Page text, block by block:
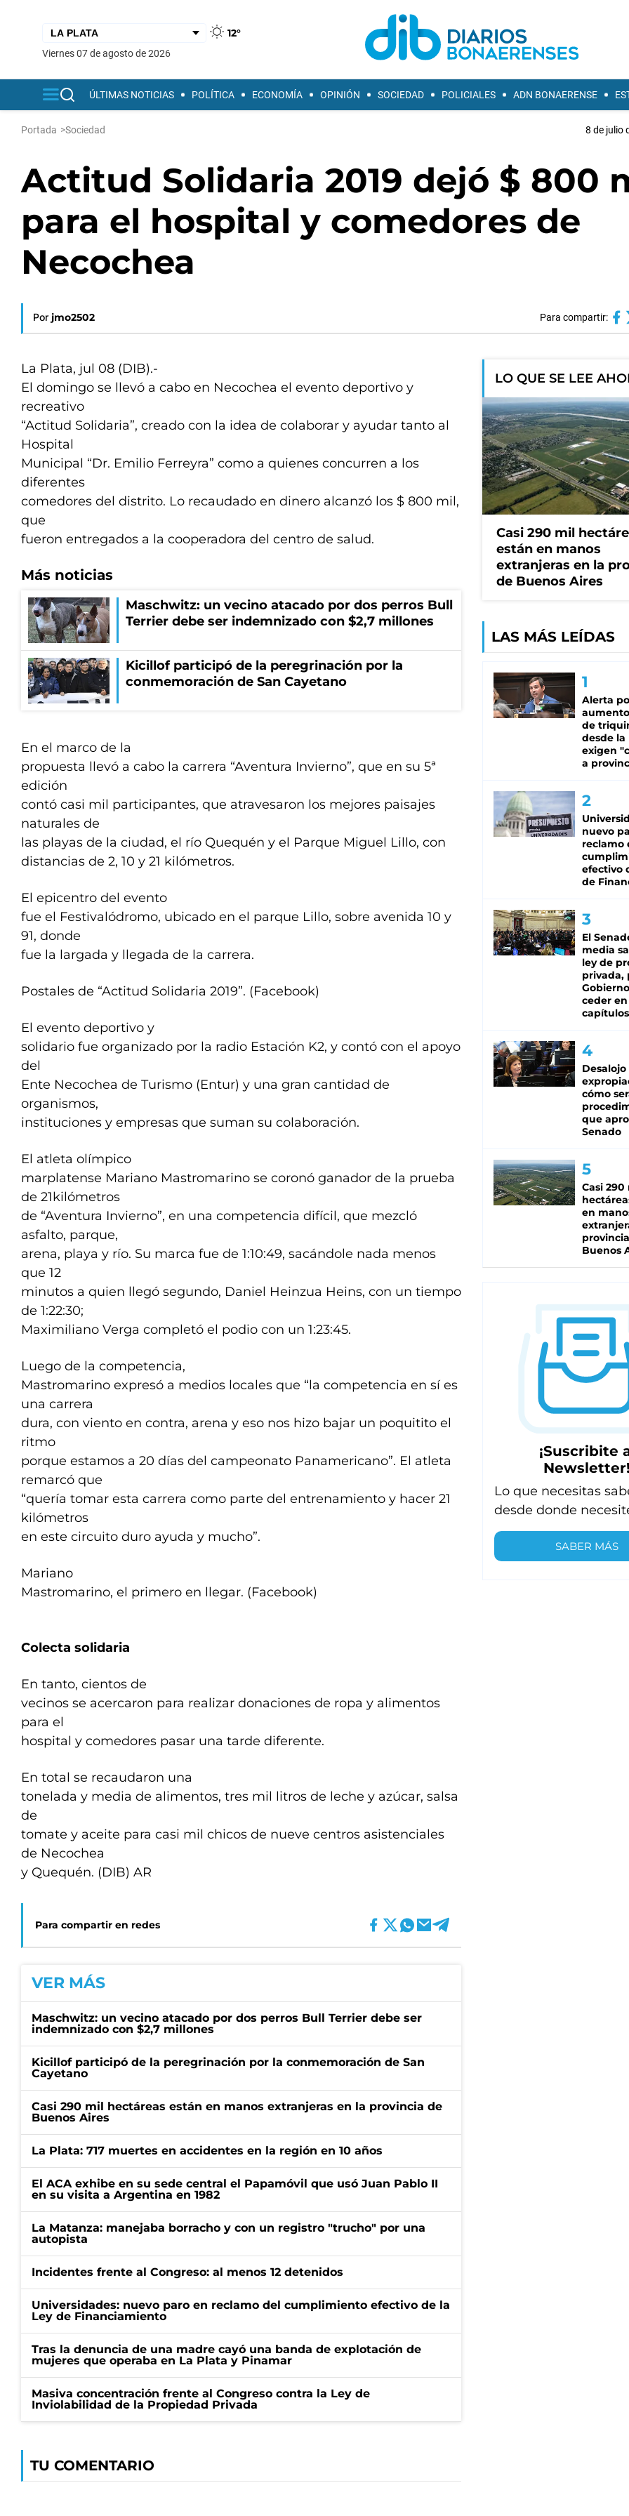
12°
viernes 07 de agosto de 2026
ÚLTIMAS NOTICIAS POLÍTICA ECONOMÍA OPINIÓN SOCIEDAD POLICIALES ADN BONAERENSE
Portada >Sociedad 8 de julio
Actitud Solidaria 2019 dejó $ 800
para el hospital y comedores de
Necochea
Por jmo2502 Para compartir:
La Plata, jul 08 (DIB).-
El domingo se llevó a cabo en Necochea el evento deportivo y
recreativo
“Actitud Solidaria”, creado con la idea de colaborar y ayudar tanto al
Hospital
Municipal “Dr. Emilio Ferreyra” como a quienes concurren a los
diferentes
comedores del distrito. Lo recaudado en dinero alcanzó los $ 800 mil,
que
fueron entregados a la cooperadora del centro de salud.
Más noticias
Maschwitz: un vecino atacado por dos perros Bull
Terrier debe ser indemnizado con $2,7 millones
Kicillof participó de la peregrinación por la
conmemoración de San Cayetano
En el marco de la
propuesta llevó a cabo la carrera “Aventura Invierno”, que en su 5ª
edición
contó casi mil participantes, que atravesaron los mejores paisajes
naturales de
las playas de la ciudad, el río Quequén y el Parque Miguel Lillo, con
distancias de 2, 10 y 21 kilómetros.
El epicentro del evento
fue el Festivalódromo, ubicado en el parque Lillo, sobre avenida 10 y
91, donde
fue la largada y llegada de la carrera.
Postales de “Actitud Solidaria 2019”. (Facebook)
El evento deportivo y
solidario fue organizado por la radio Estación K2, y contó con el apoyo
del
Ente Necochea de Turismo (Entur) y una gran cantidad de
organismos,
instituciones y empresas que suman su colaboración.
El atleta olímpico
marplatense Mariano Mastromarino se coronó ganador de la prueba
de 21kilómetros
de “Aventura Invierno”, en una competencia difícil, que mezcló
asfalto, parque,
arena, playa y río. Su marca fue de 1:10:49, sacándole nada menos
que 12
minutos a quien llegó segundo, Daniel Heinzua Heins, con un tiempo
de 1:22:30;
Maximiliano Verga completó el podio con un 1:23:45.
Luego de la competencia,
Mastromarino expresó a medios locales que “la competencia en sí es
una carrera
dura, con viento en contra, arena y eso nos hizo bajar un poquitito el
ritmo
porque estamos a 20 días del campeonato Panamericano”. El atleta
remarcó que
“quería tomar esta carrera como parte del entrenamiento y hacer 21
kilómetros
en este circuito duro ayuda y mucho”.
Mariano
Mastromarino, el primero en llegar. (Facebook)
Colecta solidaria
En tanto, cientos de
vecinos se acercaron para realizar donaciones de ropa y alimentos
para el
hospital y comedores pasar una tarde diferente.
En total se recaudaron una
tonelada y media de alimentos, tres mil litros de leche y azúcar, salsa
de
tomate y aceite para casi mil chicos de nueve centros asistenciales
de Necochea
y Quequén. (DIB) AR
Para compartir en redes
VER MÁS
Maschwitz: un vecino atacado por dos perros Bull Terrier debe ser
indemnizado con $2,7 millones
Kicillof participó de la peregrinación por la conmemoración de San
Cayetano
Casi 290 mil hectáreas están en manos extranjeras en la provincia de
Buenos Aires
La Plata: 717 muertes en accidentes en la región en 10 años
El ACA exhibe en su sede central el Papamóvil que usó Juan Pablo II
en su visita a Argentina en 1982
La Matanza: manejaba borracho y con un registro "trucho" por una
autopista
Incidentes frente al Congreso: al menos 12 detenidos
Universidades: nuevo paro en reclamo del cumplimiento efectivo de la
Ley de Financiamiento
Tras la denuncia de una madre cayó una banda de explotación de
mujeres que operaba en La Plata y Pinamar
Masiva concentración frente al Congreso contra la Ley de
Inviolabilidad de la Propiedad Privada
TU COMENTARIO
LO QUE SE LEE
Casi 290 mil
están en manos
extranjeras en la
de Buenos Aires
LAS MÁS LEÍDAS
Alerta
de
desde la
exigen
a
nuevo
reclamo
efectivo
de
El
media
ley de
privada,
ceder
capítulos
cómo
que
Senado
Casi 290
en
Buenos
¡Suscribite
Newsletter!
Lo que necesitas
desde donde
SABER MÁS